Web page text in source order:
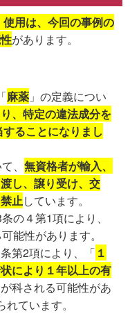
用は、今回の事例の
があります。
麻薬 」の定義につい
、特定の違法成分を
ることになりまし
て、無資格者が輸入、
し、譲り受け、交
止しています。
の４第1項により、
能性があります。
第2項により、「 １
により１年以上の有
が科される可能性があ
ています。